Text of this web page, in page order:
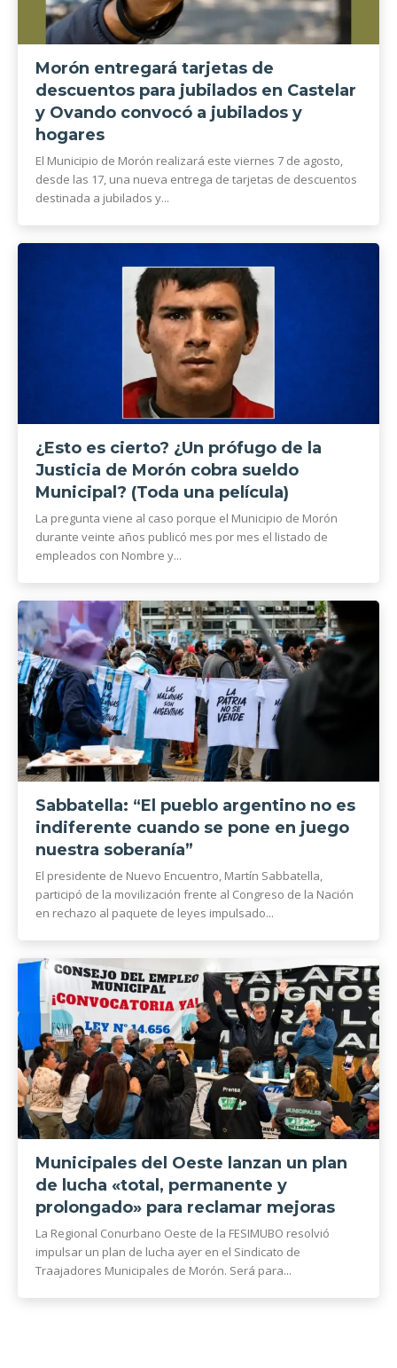
Morón entregará tarjetas de
descuentos para jubilados en Castelar
y Ovando convocó a jubilados y
hogares
El Municipio de Morón realizará este viernes 7 de agosto,
desde las 17, una nueva entrega de tarjetas de descuentos
destinada a jubilados y...
¿Esto es cierto? ¿Un prófugo de la
Justicia de Morón cobra sueldo
Municipal? (Toda una película)
La pregunta viene al caso porque el Municipio de Morón
durante veinte años publicó mes por mes el listado de
empleados con Nombre y...
Sabbatella: “El pueblo argentino no es
indiferente cuando se pone en juego
nuestra soberanía”
El presidente de Nuevo Encuentro, Martín Sabbatella,
participó de la movilización frente al Congreso de la Nación
en rechazo al paquete de leyes impulsado...
Municipales del Oeste lanzan un plan
de lucha «total, permanente y
prolongado» para reclamar mejoras
La Regional Conurbano Oeste de la FESIMUBO resolvió
impulsar un plan de lucha ayer en el Sindicato de
Traajadores Municipales de Morón. Será para...